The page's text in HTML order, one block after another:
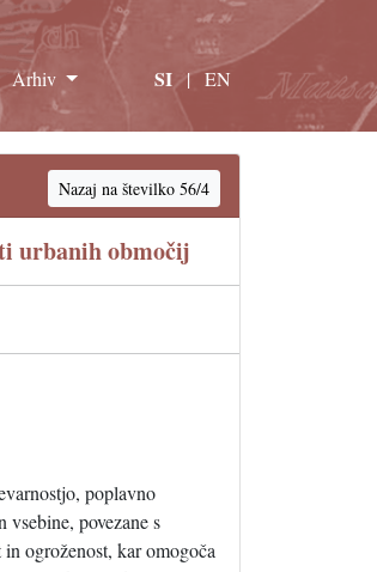
Arhiv SI | EN
Nazaj na številko 56/4
urbanih območij
poplavno
povezane s
ogroženost, kar omogoča